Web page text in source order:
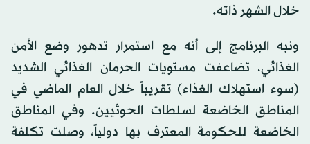
خلال الشهر ذاته.
ونبه البرنامج إلى أنه مع استمرار تدهور وضع الأمن
الغذائي، تضاعفت مستويات الحرمان الغذائي الشديد
(سوء استهلاك الغذاء) تقريباً خلال العام الماضي في
المناطق الخاضعة لسلطات الحوثيين. وفي المناطق
الخاضعة للحكومة المعترف بها دولياً، وصلت تكلفة